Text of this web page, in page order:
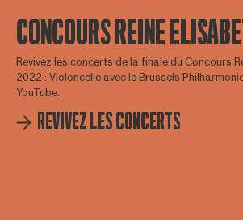
CONCOURS REINE
Revivez les concerts de la finale du Concours
2022 : Violoncelle avec le Brussels
YouTube.
REVIVEZ LES CONCERTS